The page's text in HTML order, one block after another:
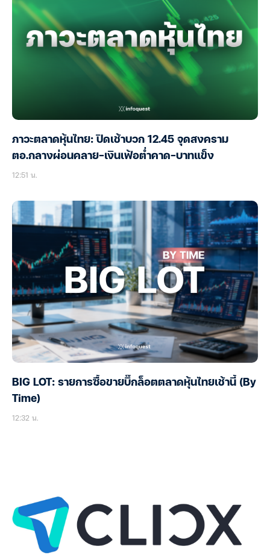
ภาวะตลาดหุ้นไทย: ปิดเช้าบวก 12.45 จุดสงคราม
ตอ.กลางผ่อนคลาย-เงินเฟ้อต่ำคาด-บาทแข็ง
12:51 น.
BIG LOT: รายการซื้อขายบิ๊กล็อตตลาดหุ้นไทยเช้านี้ (By
Time)
12:32 น.